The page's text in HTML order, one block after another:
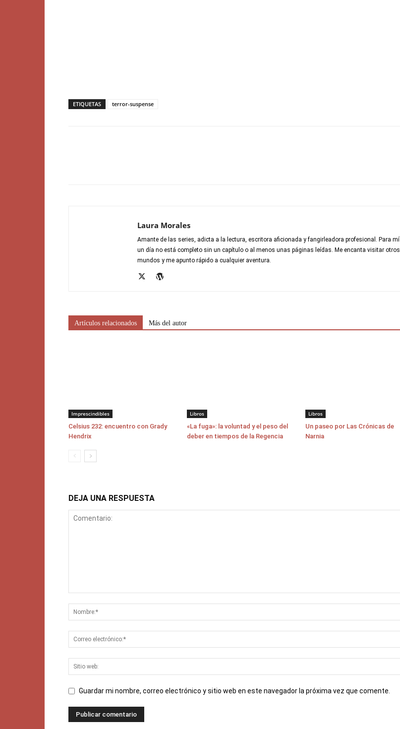
ETIQUETAS terror-suspense
Laura Morales
Amante de las series, adicta a la lectura, escritora aficionada y fangirleadora profesional. Para mí
un día no está completo sin un capítulo o al menos unas páginas leídas. Me encanta visitar otros
mundos y me apunto rápido a cualquier aventura.
Artículos relacionados Más del autor
Imprescindibles
Celsius 232: encuentro con Grady
Hendrix
Libros
«La fuga»: la voluntad y el peso del
deber en tiempos de la Regencia
Libros
Un paseo por Las Crónicas de
Narnia
DEJA UNA RESPUESTA
Guardar mi nombre, correo electrónico y sitio web en este navegador la próxima vez que comente.